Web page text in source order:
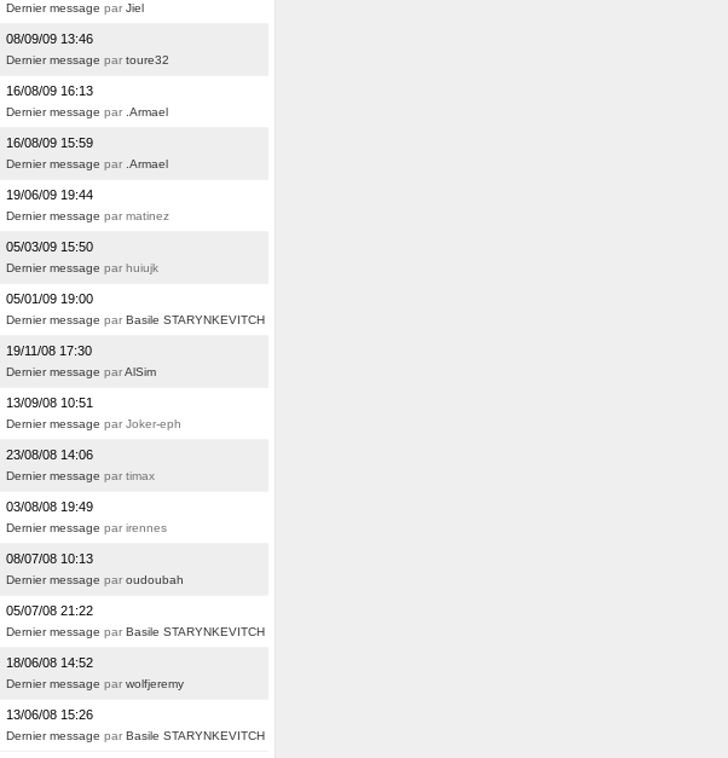
Dernier message parJiel
08/09/09 13:46
Dernier message partoure32
16/08/09 16:13
Dernier message par .Armael
16/08/09 15:59
Dernier message par .Armael
19/06/09 19:44
Dernier message par matinez
05/03/09 15:50
Dernier message par huiujk
05/01/09 19:00
Dernier message parBasile STARYNKEVITCH
19/11/08 17:30
Dernier message parAlSim
13/09/08 10:51
Dernier message par Joker-eph
23/08/08 14:06
Dernier message par timax
03/08/08 19:49
Dernier message par irennes
08/07/08 10:13
Dernier message paroudoubah
05/07/08 21:22
Dernier message parBasile STARYNKEVITCH
18/06/08 14:52
Dernier message parwolfjeremy
13/06/08 15:26
Dernier message parBasile STARYNKEVITCH